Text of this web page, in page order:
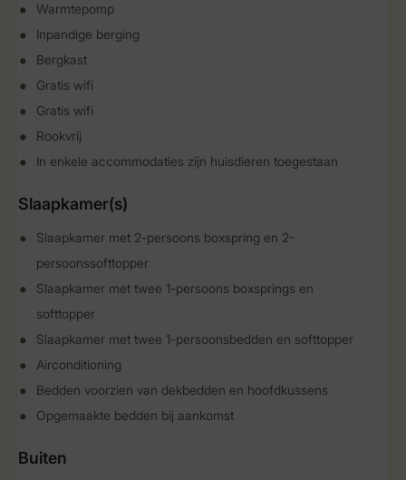
Warmtepomp
Inpandige berging
Bergkast
Gratis wifi
Gratis wifi
Rookvrij
In enkele accommodaties zijn huisdieren toegestaan
Slaapkamer(s)
Slaapkamer met 2-persoons boxspring en 2-
persoonssofttopper
Slaapkamer met twee 1-persoons boxsprings en
softtopper
Slaapkamer met twee 1-persoonsbedden en softtopper
Airconditioning
Bedden voorzien van dekbedden en hoofdkussens
Opgemaakte bedden bij aankomst
Buiten